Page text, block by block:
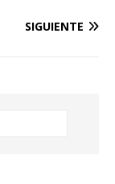
SIGUIENTE